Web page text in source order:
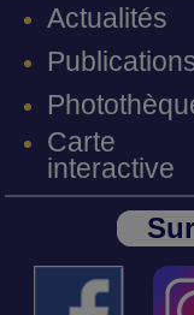
Actualités
Carte
interactive